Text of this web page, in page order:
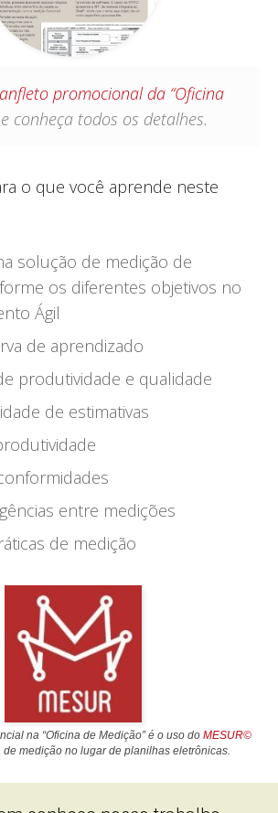
promocional da “Oficina
conheça todos os detalhes.
o que você aprende neste
solução de medição de
os diferentes objetivos no
Ágil
de aprendizado
produtividade e qualidade
de estimativas
entre medições
de medição
na “Oficina de Medição” é o uso do MESUR©
de medição no lugar de planilhas eletrônicas.